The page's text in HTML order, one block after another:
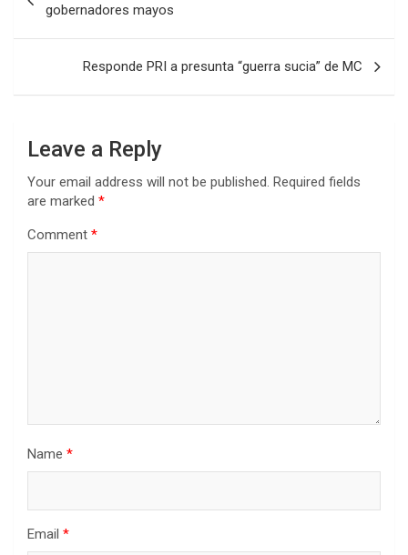
navigation
gobernadores mayos
Responde PRI a presunta “guerra sucia” de MC
Leave a Reply
Your email address will not be published. Required fields
are marked *
Comment *
Name *
Email *